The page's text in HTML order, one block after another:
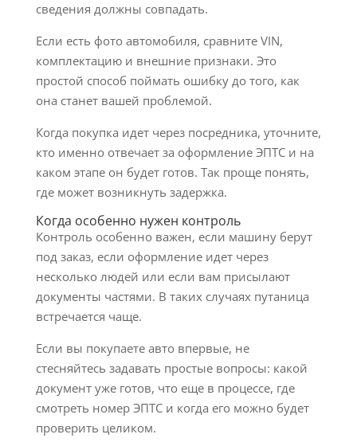
сведения должны совпадать.
Если есть фото автомобиля, сравните VIN,
комплектацию и внешние признаки. Это
простой способ поймать ошибку до того, как
она станет вашей проблемой.
Когда покупка идет через посредника, уточните,
кто именно отвечает за оформление ЭПТС и на
каком этапе он будет готов. Так проще понять,
где может возникнуть задержка.
Когда особенно нужен контроль
Контроль особенно важен, если машину берут
под заказ, если оформление идет через
несколько людей или если вам присылают
документы частями. В таких случаях путаница
встречается чаще.
Если вы покупаете авто впервые, не
стесняйтесь задавать простые вопросы: какой
документ уже готов, что еще в процессе, где
смотреть номер ЭПТС и когда его можно будет
проверить целиком.